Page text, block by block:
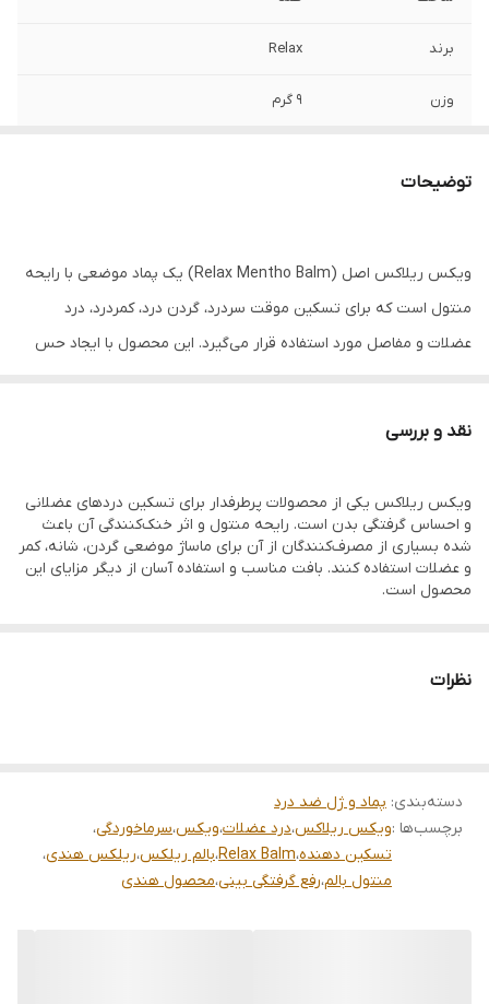
برند Relax
وزن ۹ گرم
محصولی محبوب و پرطرفدار ساخت هند.
توضیحات
ویکس ریلاکس اصل (Relax Mentho Balm) یک پماد موضعی با رایحه
منتول است که برای تسکین موقت سردرد، گردن درد، کمردرد، درد
عضلات و مفاصل مورد استفاده قرار می‌گیرد. این محصول با ایجاد حس
ویژگی‌ها: • مناسب برای تسکین دردهای عضلانی و مفصلی • کمک به
آرامش • مناسب استفاده موضعی
سؤالات متداول (FAQ) ویکس ریلاکس
ویکس ریلاکس برای چه مواردی استفاده می‌شود؟ ویکس ریلاکس
می‌شود.
آرامش استفاده می‌کنند، اما این محصول جایگزین درمان پزشکی
نیست.
آیا می‌توان ویکس ریلاکس را برای گرفتگی بینی استفاده کرد؟ رایحه
نقد و بررسی
ویکس ریلاکس یکی از محصولات پرطرفدار برای تسکین دردهای عضلانی
و احساس گرفتگی بدن است. رایحه منتول و اثر خنک‌کنندگی آن باعث
شده بسیاری از مصرف‌کنندگان از آن برای ماساژ موضعی گردن، شانه، کمر
و عضلات استفاده کنند. بافت مناسب و استفاده آسان از دیگر مزایای این
محصول است.
نظرات
دسته‌بندی: پماد و ژل ضد درد
برچسب‌ها :ویکس ریلاکس،درد عضلات،ویکس،سرماخوردگی،
تسکین دهنده،Relax Balm،بالم ریلکس،ریلکس هندی،
منتول بالم،رفع گرفتگی بینی،محصول هندی